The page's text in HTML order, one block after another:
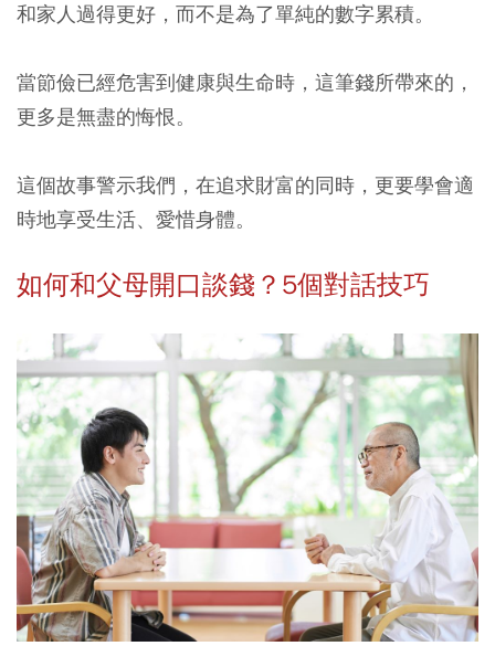
和家人過得更好，而不是為了單純的數字累積。
當節儉已經危害到健康與生命時，這筆錢所帶來的，
更多是無盡的悔恨。
這個故事警示我們，在追求財富的同時，更要學會適
時地享受生活、愛惜身體。
如何和父母開口談錢？5個對話技巧